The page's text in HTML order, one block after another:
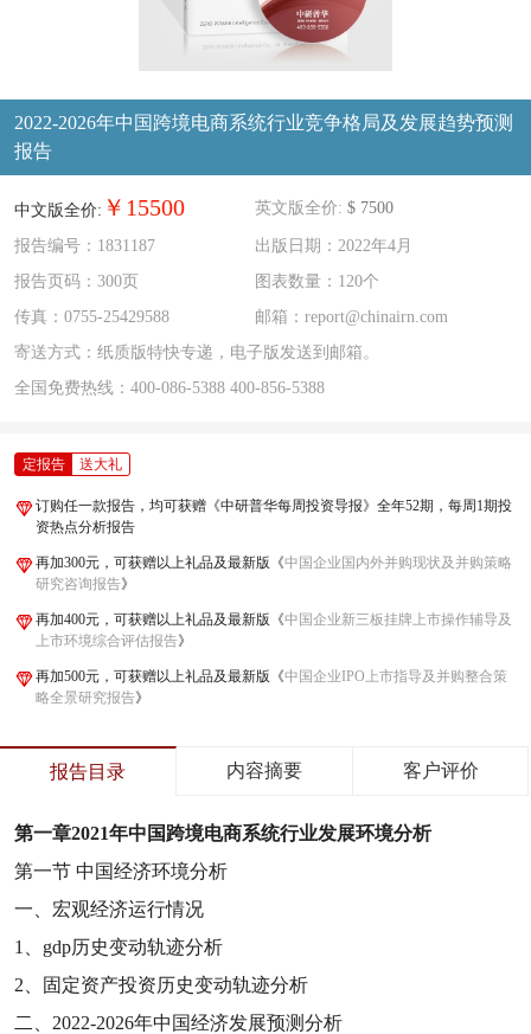
2022-2026年中国跨境电商系统行业竞争格局及发展趋势预测
报告
中文版全价: ￥15500 英文版全价: $ 7500
报告编号：1831187
出版日期：2022年4月
报告页码：300页
图表数量：120个
传真：0755-25429588
邮箱：report@chinairn.com
寄送方式：纸质版特快专递，电子版发送到邮箱。
全国免费热线： 400-086-5388 400-856-5388
定报告 送大礼
订购任一款报告，均可获赠《中研普华每周投资导报》全年52期，每周1期投
资热点分析报告
再加300元，可获赠以上礼品及最新版《中国企业国内外并购现状及并购策略
研究咨询报告》
再加400元，可获赠以上礼品及最新版《中国企业新三板挂牌上市操作辅导及
上市环境综合评估报告》
再加500元，可获赠以上礼品及最新版《中国企业IPO上市指导及并购整合策
略全景研究报告》
报告目录 内容摘要 客户评价
第一章2021年中国跨境电商系统行业发展环境分析
第一节 中国经济环境分析
一、宏观经济运行情况
1
gdp历史变动轨迹分析
2 、固定资产投资历史变动轨迹分析
二、 2022-2026年中国经济发展预测分析